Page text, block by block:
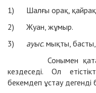
1) Шалғы орақ,
2) Жуан, жұмыр.
3) ауыс. мықты, басты,
Сонымен қатар
кездеседі. Ол
бекемдеп ұстау дегенді